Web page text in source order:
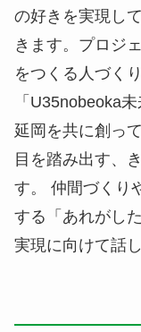
の好きを実現し
きます。プロジ
をつくる人づく
「U35nobeoka
延岡を共に創っ
目を踏み出す、
す。 仲間づくり
する「あれがし
実現に向けて話